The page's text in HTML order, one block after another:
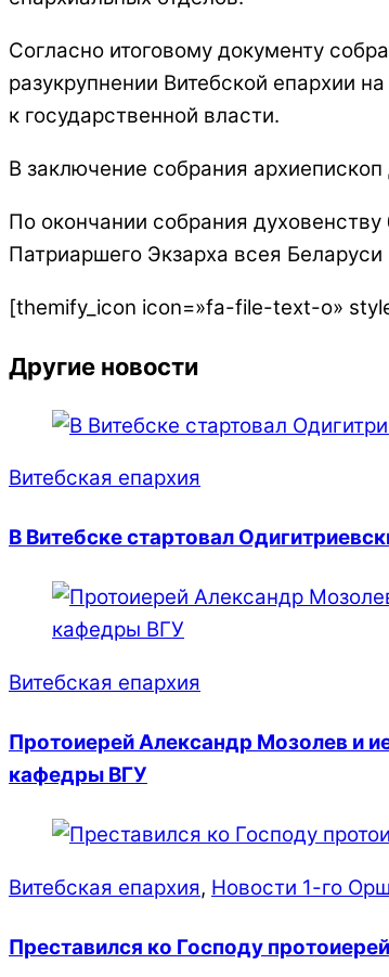
Согласно итоговому документу
разукрупнении Витебской епархии
к государственной власти.
В заключение собрания
По окончании собрания
Патриаршего Экзарха всея
[themify_icon icon=»fa-file-text-o»
Другие новости
Витебская епархия
В Витебске стартовал
Витебская епархия
Протоиерей Александр Мозолев и
кафедры ВГУ
Витебская епархия, Новости 1-го
Преставился ко Господу